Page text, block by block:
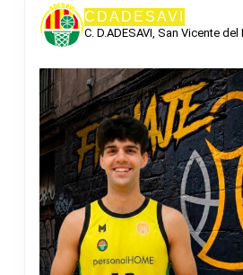
CDADESAVI
C. D.ADESAVI, San Vicente del